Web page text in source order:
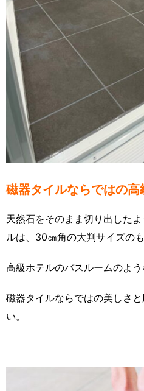
磁器タイルならではの高
天然石をそのまま切り出した
ルは、30㎝角の大判サイズのも
高級ホテルのバスルームのよう
磁器タイルならではの美しさ
い。